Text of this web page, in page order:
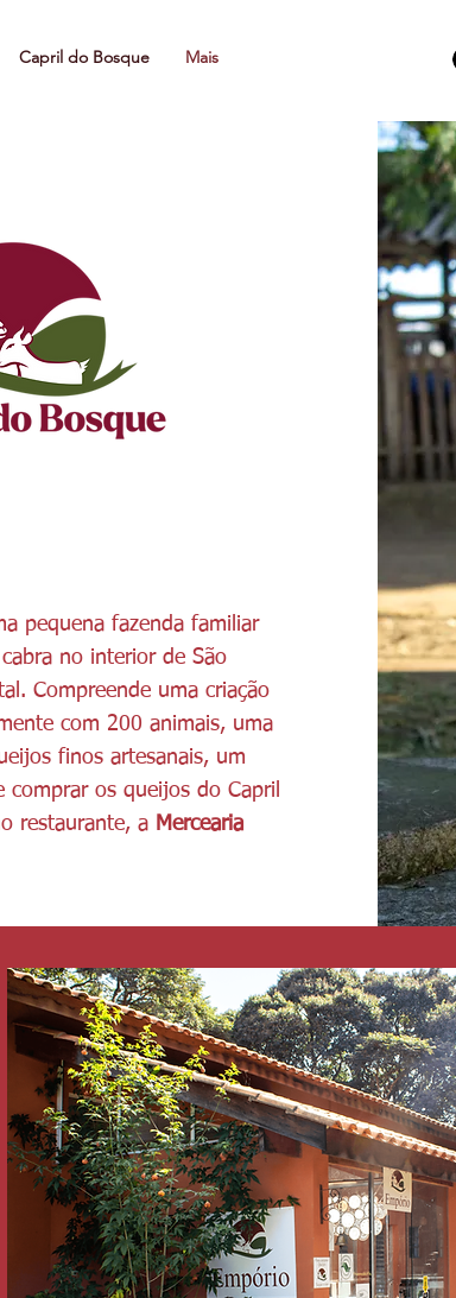
Capril do Bosque Mais
pequena fazenda familiar
no interior de São
Compreende uma criação
com 200 animais, uma
finos artesanais, um
comprar os queijos do Capril
restaurante, a Mercearia